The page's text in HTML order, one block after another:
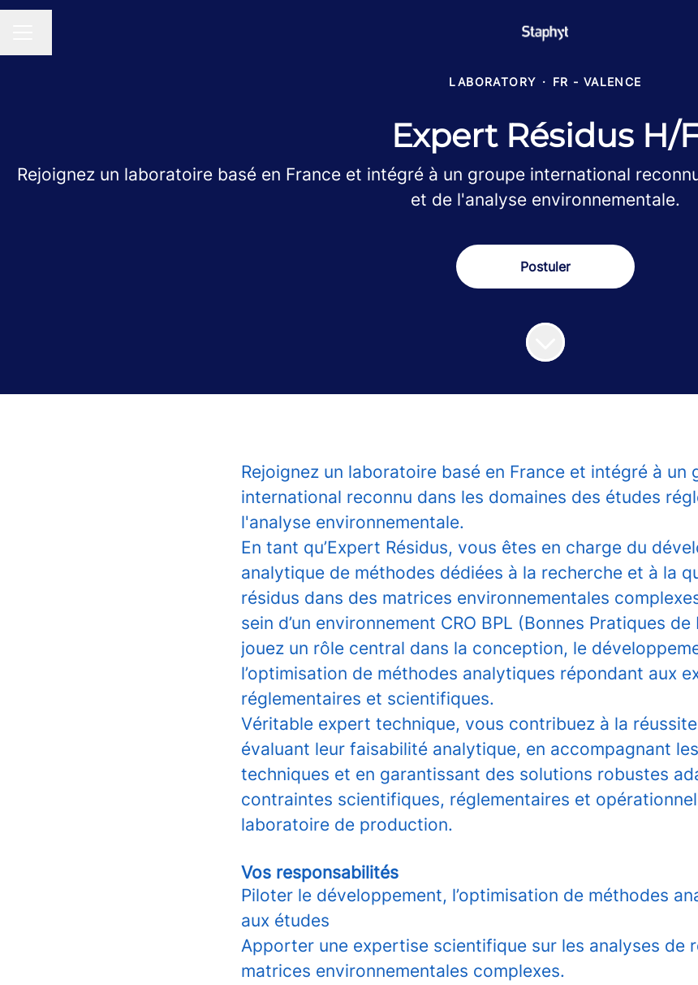
LABORATORY · FR - VALENCE
Expert Résidus H/
Rejoignez un laboratoire basé en France et intégré à un groupe international
et de l'analyse environnementale.
Postuler
Rejoignez un laboratoire basé en France et intégré à un
international reconnu dans les domaines des études
l'analyse environnementale.
En tant qu’Expert Résidus, vous êtes en charge du
analytique de méthodes dédiées à la recherche et à la
résidus dans des matrices environnementales
sein d’un environnement CRO BPL (Bonnes Pratiques
jouez un rôle central dans la conception, le
l’optimisation de méthodes analytiques répondant aux
réglementaires et scientifiques.
Véritable expert technique, vous contribuez à la
évaluant leur faisabilité analytique, en accompagnant
techniques et en garantissant des solutions robustes
contraintes scientifiques, réglementaires et
laboratoire de production.
Vos responsabilités
Piloter le développement, l’optimisation de méthodes
aux études
Apporter une expertise scientifique sur les analyses de
matrices environnementales complexes.